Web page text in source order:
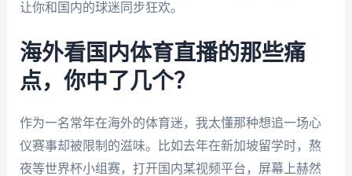
让你和国内的球迷同步狂欢。
海外看国内体育直播的那些痛
点，你中了几个？
作为一名常年在海外的体育迷，我太懂那种想追一场心
仪赛事却被限制的滋味。比如去年在新加坡留学时，熬
夜等世界杯小组赛，打开国内某视频平台，屏幕上赫然